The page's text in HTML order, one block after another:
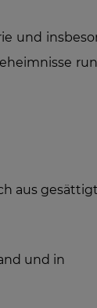
und
aus
und in